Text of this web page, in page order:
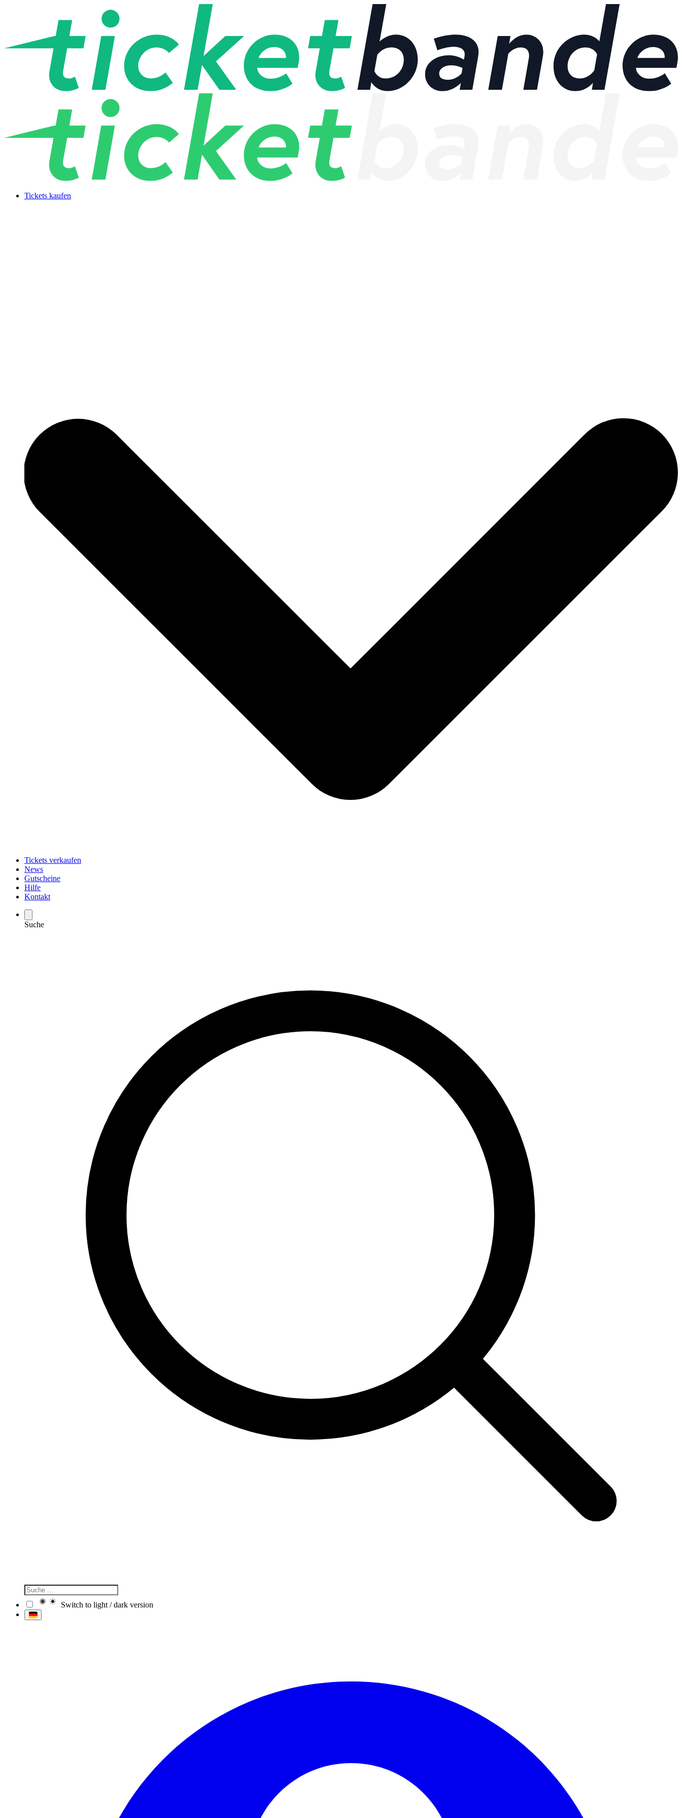
Tickets kaufen
Tickets verkaufen
News
Gutscheine
Hilfe
Kontakt
Suche
Switch to light / dark version